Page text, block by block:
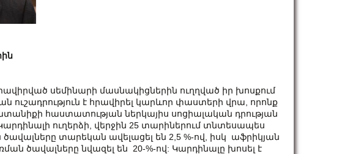
սեմինարի մասնակիցներին ուղղված իր խոսքում
է հրավիրել կարևոր փաստերի վրա, որոնք
հաստատության ներկայիս սոցիալական դրության
ուղերձի, վերջին 25 տարիներում տնտեսապես
տարեկան ավելացել են 2,5 %-ով, իսկ աֆրիկյան
ծավալները նվազել են 20-%-ով: Կարդինալը խոսել է